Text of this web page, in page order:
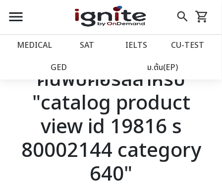
close
account_balance หน้าแรก
เว็บไซต์อิกไนท์
โปรโมชั่น
วางแผนการเรียน
account_circle เข้าสู่ระบบ
menu search
Skip
to
shopping_cart
รถเข็น
MEDICAL SAT IELTS CU‑TEST
GED ม.ต้น(EP)
ค้นพบคอร์สสำหรับ
"catalog product
view id 19816 s
80002144 category
640"